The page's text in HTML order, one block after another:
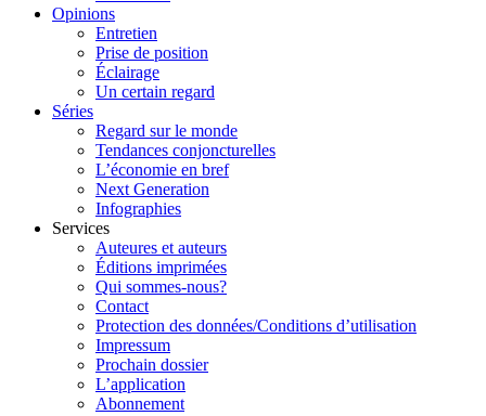
Opinions
Entretien
Prise de position
Éclairage
Un certain regard
Séries
Regard sur le monde
Tendances conjoncturelles
L’économie en bref
Next Generation
Infographies
Services
Auteures et auteurs
Éditions imprimées
Qui sommes-nous?
Contact
Protection des données/Conditions d’utilisation
Impressum
Prochain dossier
L’application
Abonnement